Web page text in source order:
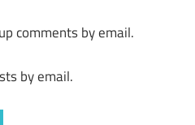
comments by email.
by email.